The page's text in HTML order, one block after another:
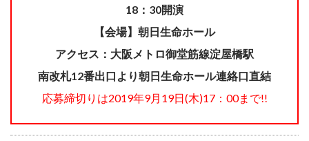
18：30開演
【会場】朝日生命ホール
アクセス：大阪メトロ御堂筋線淀屋橋駅
南改札12番出口より朝日生命ホール連絡口直結
応募締切りは2019年9月19日(木)17：00まで!!